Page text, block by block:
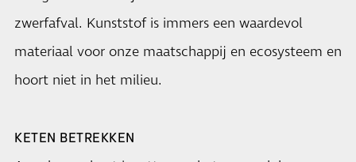
zwerfafval. Kunststof is immers een waardevol
materiaal voor onze maatschappij en ecosysteem en
hoort niet in het milieu.
KETEN BETREKKEN